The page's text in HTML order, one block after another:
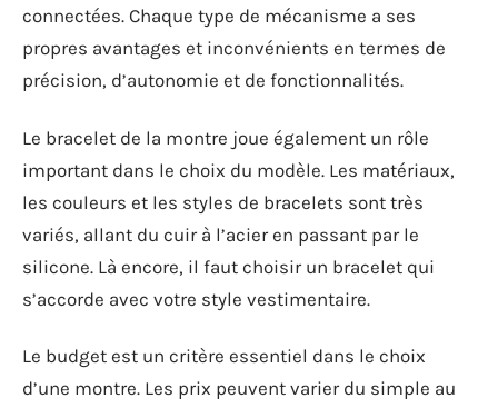
connectées. Chaque type de mécanisme a ses
propres avantages et inconvénients en termes de
précision, d’autonomie et de fonctionnalités.
Le bracelet de la montre joue également un rôle
important dans le choix du modèle. Les matériaux,
les couleurs et les styles de bracelets sont très
variés, allant du cuir à l’acier en passant par le
silicone. Là encore, il faut choisir un bracelet qui
s’accorde avec votre style vestimentaire.
Le budget est un critère essentiel dans le choix
d’une montre. Les prix peuvent varier du simple au